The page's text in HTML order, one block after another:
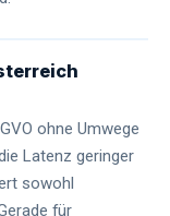
ohne Umwege
Latenz geringer
sowohl
für